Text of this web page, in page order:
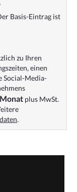
Basis-Eintrag ist
zu Ihren
einen
Social-Media-
plus MwSt.
.